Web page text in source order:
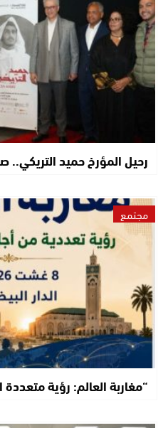
رحيل المؤرخ حميد التريكي..
مجتمع
“مغاربة العالم: رؤية